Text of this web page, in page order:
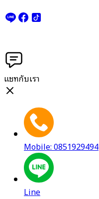
แชทกับเรา
Mobile: 0851929494
Line